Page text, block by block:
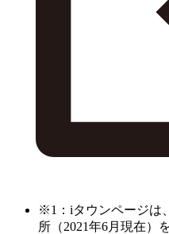
※1：iタウンページは
所（2021年6月現在）